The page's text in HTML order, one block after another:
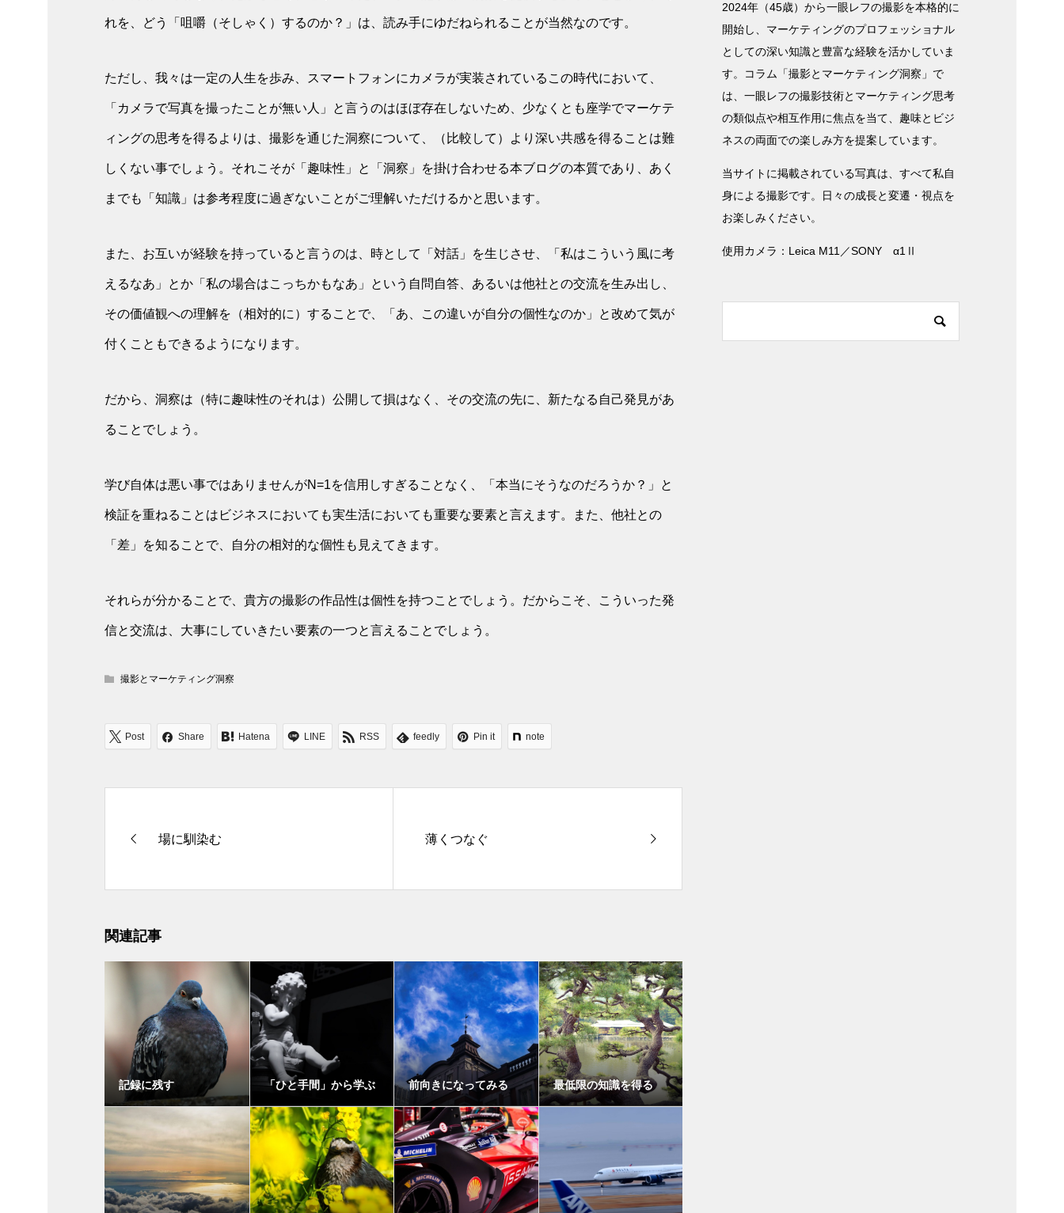
れを、どう「咀嚼（そしゃく）するのか？」は、読み手にゆだねられることが当然なのです。
ただし、我々は一定の人生を歩み、スマートフォンにカメラが実装されているこの時代において、
「カメラで写真を撮ったことが無い人」と言うのはほぼ存在しないため、少なくとも座学でマーケテ
ィングの思考を得るよりは、撮影を通じた洞察について、（比較して）より深い共感を得ることは難
しくない事でしょう。それこそが「趣味性」と「洞察」を掛け合わせる本ブログの本質であり、あく
までも「知識」は参考程度に過ぎないことがご理解いただけるかと思います。
また、お互いが経験を持っていると言うのは、時として「対話」を生じさせ、「私はこういう風に考
えるなあ」とか「私の場合はこっちかもなあ」という自問自答、あるいは他社との交流を生み出し、
その価値観への理解を（相対的に）することで、「あ、この違いが自分の個性なのか」と改めて気が
付くこともできるようになります。
だから、洞察は（特に趣味性のそれは）公開して損はなく、その交流の先に、新たなる自己発見があ
ることでしょう。
学び自体は悪い事ではありませんがN=1を信用しすぎることなく、「本当にそうなのだろうか？」と
検証を重ねることはビジネスにおいても実生活においても重要な要素と言えます。また、他社との
「差」を知ることで、自分の相対的な個性も見えてきます。
それらが分かることで、貴方の撮影の作品性は個性を持つことでしょう。だからこそ、こういった発
信と交流は、大事にしていきたい要素の一つと言えることでしょう。
撮影とマーケティング洞察
Post Share Hatena LINE RSS feedly Pin it note
場に馴染む 薄くつなぐ
関連記事
記録に残す 「ひと手間」から学ぶ 前向きになってみる 最低限の知識を得る
2024年（45歳）から一眼レフの撮影を本格的に
開始し、マーケティングのプロフェッショナル
としての深い知識と豊富な経験を活かしていま
す。コラム「撮影とマーケティング洞察」で
は、一眼レフの撮影技術とマーケティング思考
の類似点や相互作用に焦点を当て、趣味とビジ
ネスの両面での楽しみ方を提案しています。
当サイトに掲載されている写真は、すべて私自
身による撮影です。日々の成長と変遷・視点を
お楽しみください。
使用カメラ：Leica M11／SONY α1Ⅱ